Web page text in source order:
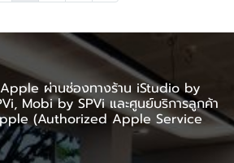
ผ่านช่องทางร้าน iStudio by
Mobi by SPVi และศูนย์บริการลูกค้า
(Authorized Apple Service